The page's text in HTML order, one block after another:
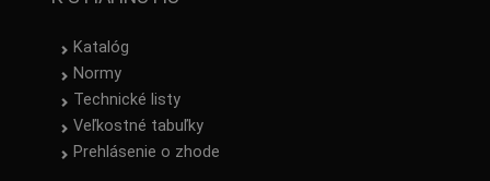
Katalóg
Normy
Technické listy
Veľkostné tabuľky
Prehlásenie o zhode